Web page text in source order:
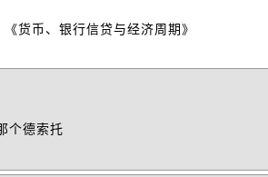
货币、银行信贷与经济周期》
个德索托